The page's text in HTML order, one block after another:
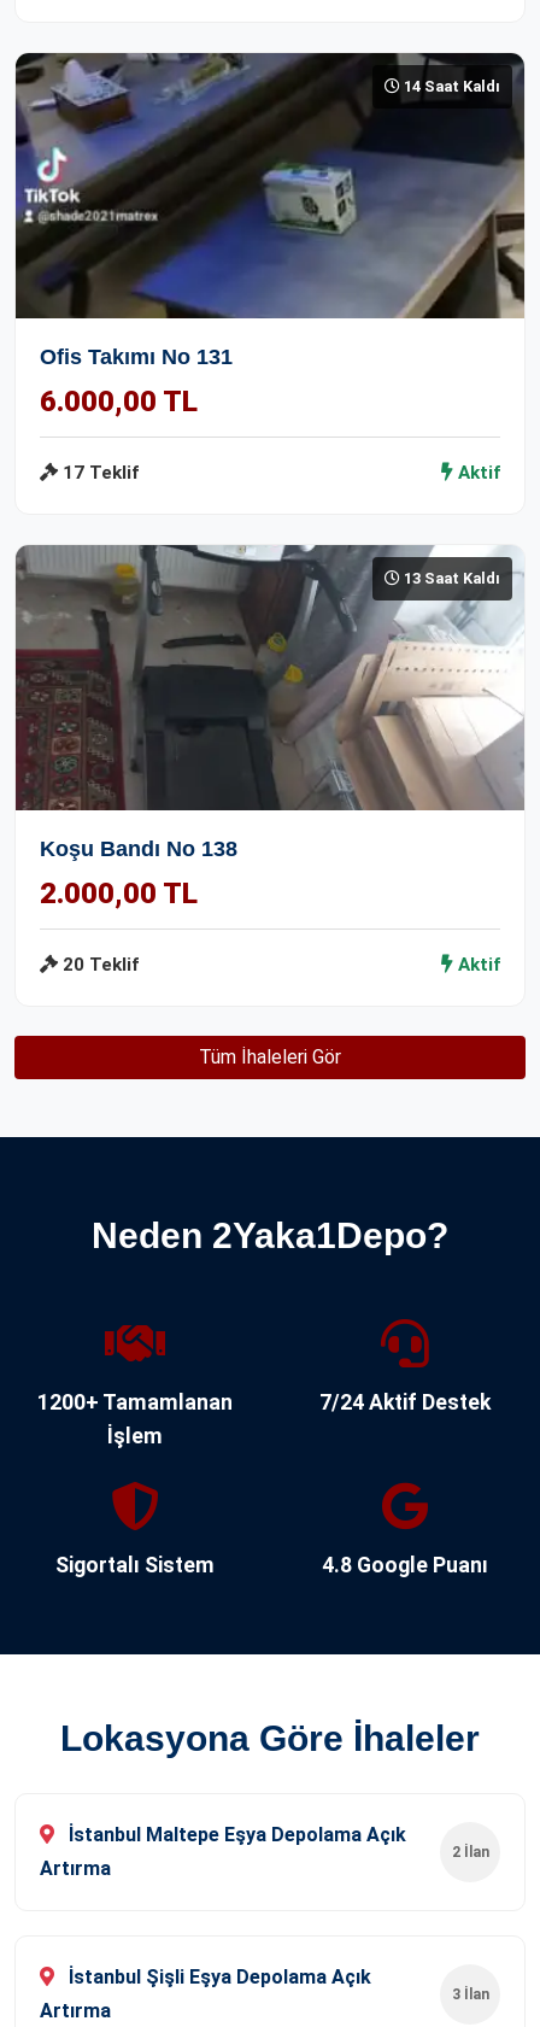
14 Saat Kaldı
Ofis Takımı No 131
6.000,00 TL
17 Teklif Aktif
13 Saat Kaldı
Koşu Bandı No 138
2.000,00 TL
20 Teklif Aktif
Tüm İhaleleri Gör
Neden 2Yaka1Depo?
1200+ Tamamlanan
İşlem
7/24 Aktif Destek
Sigortalı Sistem 4.8 Google Puanı
Lokasyona Göre İhaleler
İstanbul Maltepe Eşya Depolama Açık
Artırma
2 İlan
İstanbul Şişli Eşya Depolama Açık
Artırma
3 İlan